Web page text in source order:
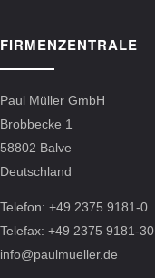
FIRMENZENTRALE
Paul Müller GmbH
Brobbecke 1
58802 Balve
Deutschland
Telefon: +49 2375 9181-0
Telefax: +49 2375 9181-30
info@paulmueller.de